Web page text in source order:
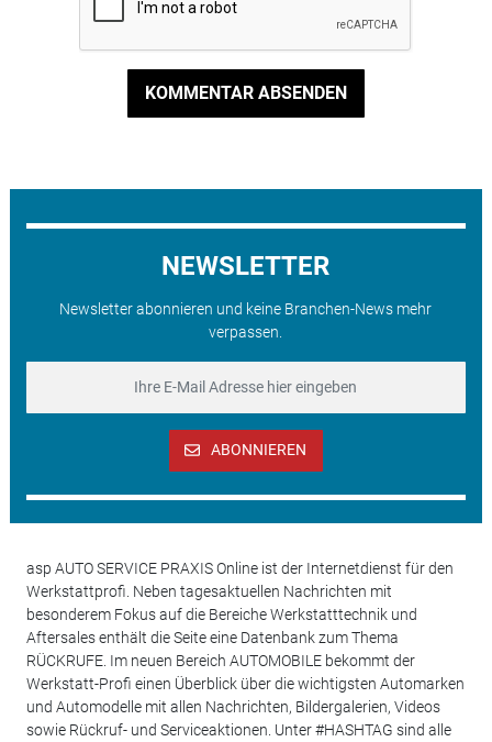
KOMMENTAR ABSENDEN
NEWSLETTER
Newsletter abonnieren und keine Branchen-News mehr
verpassen.
ABONNIEREN
asp AUTO SERVICE PRAXIS Online ist der Internetdienst für den
Werkstattprofi. Neben tagesaktuellen Nachrichten mit
besonderem Fokus auf die Bereiche Werkstatttechnik und
Aftersales enthält die Seite eine Datenbank zum Thema
RÜCKRUFE. Im neuen Bereich AUTOMOBILE bekommt der
Werkstatt-Profi einen Überblick über die wichtigsten Automarken
und Automodelle mit allen Nachrichten, Bildergalerien, Videos
sowie Rückruf- und Serviceaktionen. Unter #HASHTAG sind alle